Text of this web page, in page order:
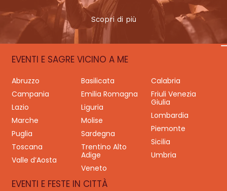
Scopri di più
EVENTI E SAGRE VICINO A ME
Abruzzo Basilicata
Calabria
Campania
Emilia Romagna
Friuli Venezia
Giulia
Lazio
Liguria
Lombardia
Marche
Molise
Piemonte
Puglia
Sardegna
Sicilia
Toscana
Trentino Alto
Adige
Umbria
Valle d’Aosta
Veneto
EVENTI E FESTE IN CITTÀ